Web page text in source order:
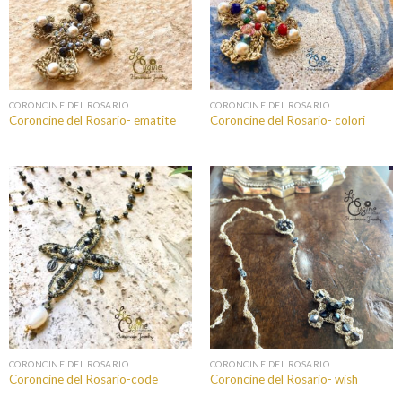
CORONCINE DEL ROSARIO
Coroncine del Rosario- ematite
CORONCINE DEL ROSARIO
Coroncine del Rosario- colori
CORONCINE DEL ROSARIO
Coroncine del Rosario-code
CORONCINE DEL ROSARIO
Coroncine del Rosario- wish